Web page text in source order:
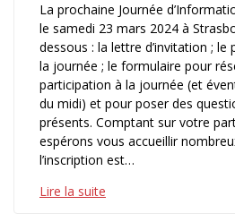
La prochaine Journée
le samedi 23 mars 2024 à
dessous : la lettre d’invitation ; le
la journée ; le formulaire pour
participation à la journée (et
du midi) et pour poser des
présents. Comptant sur votre
espérons vous accueillir
l’inscription est…
Lire la suite